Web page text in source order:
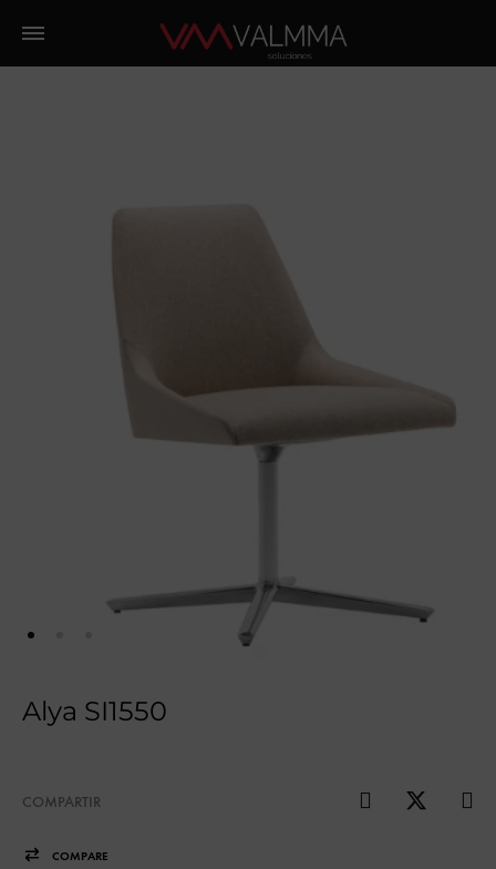
Alya SI1550
COMPARTIR
COMPARE